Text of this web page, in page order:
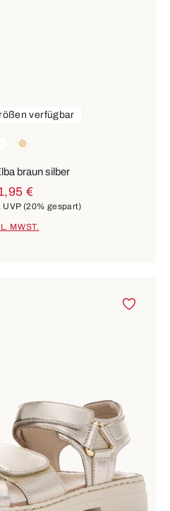
beige
verfügbar
braun silber
€
UVP (20% gespart)
MWST.